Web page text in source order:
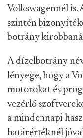
Volkswagennél is.
szintén
botrány
A dízelbotrány
lényege, hogy a
motorokat és
vezérlő
a mindennapi
határértéknél